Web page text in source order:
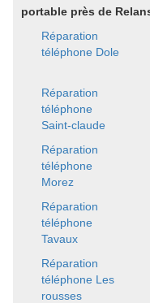
portable près de
Réparation
téléphone Dole
Réparation
téléphone
Saint-claude
Réparation
téléphone
Morez
Réparation
téléphone
Tavaux
Réparation
téléphone Les
rousses